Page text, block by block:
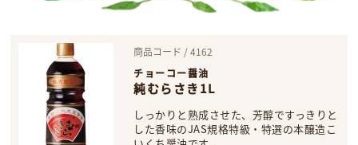
商品コード / 4162
チョーコー醤油
純むらさき1L
しっかりと熟成させた、芳醇ですっきりと
した香味のJAS規格特級・特選の本醸造こ